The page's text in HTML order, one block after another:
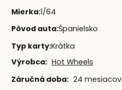
Mierka:1/64
Pôvod auta:Španielsko
Typ karty:Krátka
Výrobca: Hot Wheels
Záručná doba: 24 mesiacov